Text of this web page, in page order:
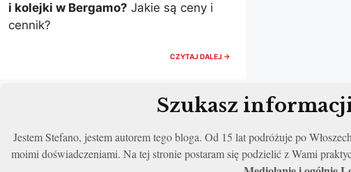
i kolejki w Bergamo? Jakie są ceny i
cennik?
CZYTAJ DALEJ →
CENY,
2026
Szukasz
Jestem Stefano, jestem autorem tego bloga. Od 15 lat podróżuje po
moimi doświadczeniami. Na tej stronie postaram się podzielić z Wami